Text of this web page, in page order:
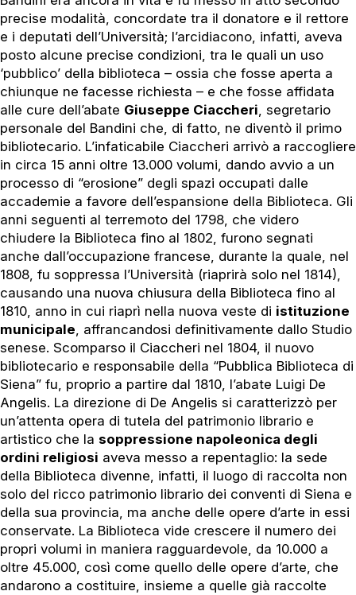
precise modalità, concordate tra il donatore e il rettore
e i deputati dell’Università; l’arcidiacono, infatti, aveva
posto alcune precise condizioni, tra le quali un uso
‘pubblico’ della biblioteca – ossia che fosse aperta a
chiunque ne facesse richiesta – e che fosse affidata
alle cure dell’abate Giuseppe Ciaccheri, segretario
personale del Bandini che, di fatto, ne diventò il primo
bibliotecario. L’infaticabile Ciaccheri arrivò a raccogliere
in circa 15 anni oltre 13.000 volumi, dando avvio a un
processo di “erosione” degli spazi occupati dalle
accademie a favore dell’espansione della Biblioteca. Gli
anni seguenti al terremoto del 1798, che videro
chiudere la Biblioteca fino al 1802, furono segnati
anche dall’occupazione francese, durante la quale, nel
1808, fu soppressa l’Università (riaprirà solo nel 1814),
causando una nuova chiusura della Biblioteca fino al
1810, anno in cui riaprì nella nuova veste di istituzione
municipale, affrancandosi definitivamente dallo Studio
senese. Scomparso il Ciaccheri nel 1804, il nuovo
bibliotecario e responsabile della “Pubblica Biblioteca di
Siena” fu, proprio a partire dal 1810, l’abate Luigi De
Angelis. La direzione di De Angelis si caratterizzò per
un’attenta opera di tutela del patrimonio librario e
artistico che la soppressione napoleonica degli
ordini religiosi aveva messo a repentaglio: la sede
della Biblioteca divenne, infatti, il luogo di raccolta non
solo del ricco patrimonio librario dei conventi di Siena e
della sua provincia, ma anche delle opere d’arte in essi
conservate. La Biblioteca vide crescere il numero dei
propri volumi in maniera ragguardevole, da 10.000 a
oltre 45.000, così come quello delle opere d’arte, che
andarono a costituire, insieme a quelle già raccolte